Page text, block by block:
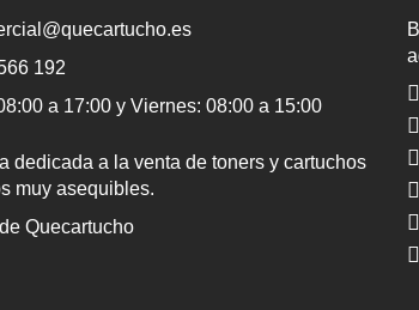
192
a 17:00 y Viernes: 08:00 a 15:00
dedicada a la venta de toners y cartuchos
muy asequibles.
Quecartucho